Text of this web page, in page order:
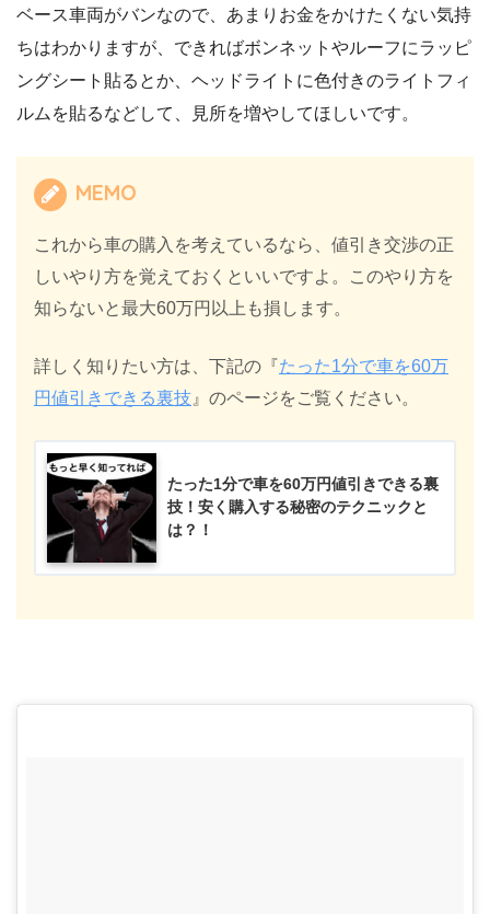
ベース車両がバンなので、あまりお金をかけたくない気持
ちはわかりますが、できればボンネットやルーフにラッピ
ングシート貼るとか、ヘッドライトに色付きのライトフィ
ルムを貼るなどして、見所を増やしてほしいです。
MEMO
これから車の購入を考えているなら、値引き交渉の正
しいやり方を覚えておくといいですよ。このやり方を
知らないと最大60万円以上も損します。
詳しく知りたい方は、下記の『たった1分で車を60万
円値引きできる裏技 』のページをご覧ください。
たった1分で車を60万円値引きできる裏
技！安く購入する秘密のテクニックと
は？！